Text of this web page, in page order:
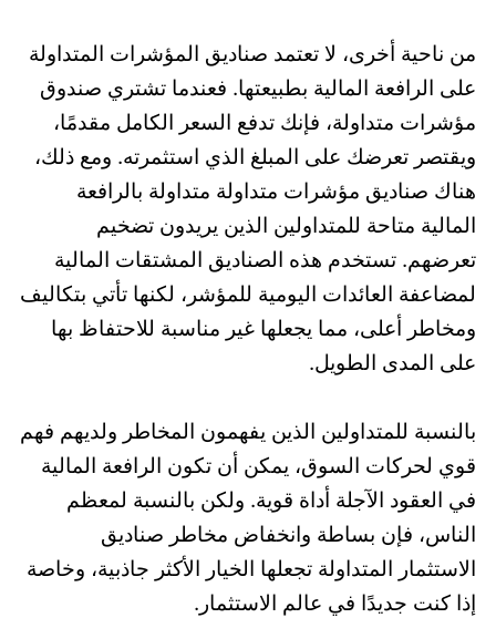
من ناحية أخرى، لا تعتمد صناديق المؤشرات المتداولة
على الرافعة المالية بطبيعتها. فعندما تشتري صندوق
مؤشرات متداولة، فإنك تدفع السعر الكامل مقدمًا،
ويقتصر تعرضك على المبلغ الذي استثمرته. ومع ذلك،
هناك صناديق مؤشرات متداولة متداولة بالرافعة
المالية متاحة للمتداولين الذين يريدون تضخيم
تعرضهم. تستخدم هذه الصناديق المشتقات المالية
لمضاعفة العائدات اليومية للمؤشر، لكنها تأتي بتكاليف
ومخاطر أعلى، مما يجعلها غير مناسبة للاحتفاظ بها
على المدى الطويل.
بالنسبة للمتداولين الذين يفهمون المخاطر ولديهم فهم
قوي لحركات السوق، يمكن أن تكون الرافعة المالية
في العقود الآجلة أداة قوية. ولكن بالنسبة لمعظم
الناس، فإن بساطة وانخفاض مخاطر صناديق
الاستثمار المتداولة تجعلها الخيار الأكثر جاذبية، وخاصة
إذا كنت جديدًا في عالم الاستثمار.